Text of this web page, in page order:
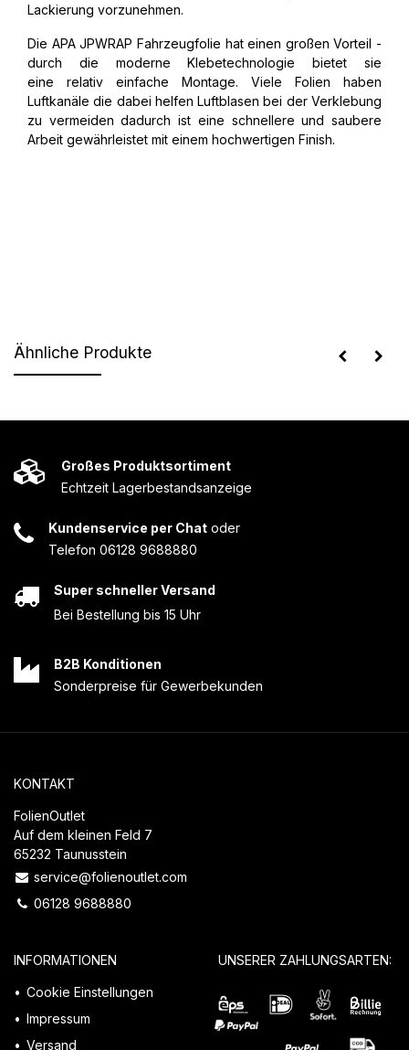
Lackierung vorzunehmen.
Die APA JPWRAP Fahrzeugfolie hat einen großen Vorteil -
durch die moderne Klebetechnologie bietet sie
eine relativ einfache Montage. Viele Folien haben
Luftkanäle die dabei helfen Luftblasen bei der Verklebung
zu vermeiden dadurch ist eine schnellere und saubere
Arbeit gewährleistet mit einem hochwertigen Finish.
Ähnliche Produkte
Großes Produktsortiment
Echtzeit Lagerbestandsanzeige
Kundenservice per Chat oder
Telefon 06128 9688880
Super schneller Versand
Bei Bestellung bis 15 Uhr
B2B Konditionen
Sonderpreise für Gewerbekunden
KONTAKT
FolienOutlet
Auf dem kleinen Feld 7
65232 Taunusstein
service@folienoutlet.com
06128 9688880
INFORMATIONEN
Cookie Einstellungen
Impressum
Versand
UNSERER ZAHLUNGSARTEN: